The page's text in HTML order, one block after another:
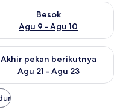
8 - Agu 9
Besok
Agu 9 - Agu 10
ketersediaan untuk
ini Agu 14 - Agu 16
Akhir pekan berikutnya
Agu 21 - Agu 23
ketersediaan untuk